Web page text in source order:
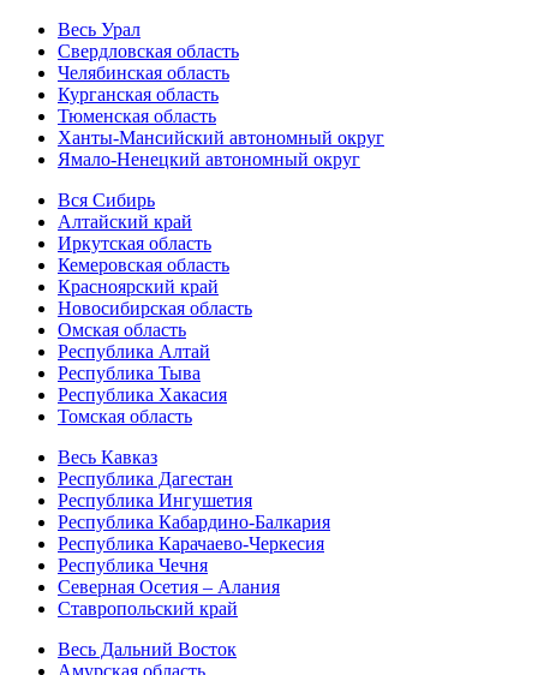
Весь Урал
Свердловская область
Челябинская область
Курганская область
Тюменская область
Ханты-Мансийский автономный округ
Ямало-Ненецкий автономный округ
Вся Сибирь
Алтайский край
Иркутская область
Кемеровская область
Красноярский край
Новосибирская область
Омская область
Республика Алтай
Республика Тыва
Республика Хакасия
Томская область
Весь Кавказ
Республика Дагестан
Республика Ингушетия
Республика Кабардино-Балкария
Республика Карачаево-Черкесия
Республика Чечня
Северная Осетия – Алания
Ставропольский край
Весь Дальний Восток
Амурская область